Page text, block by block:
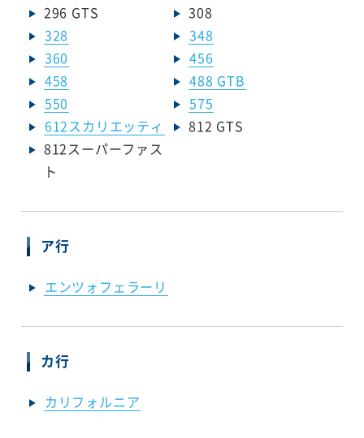
296 GTS
308
328
348
360
456
458
488 GTB
550
575
612スカリエッティ
812 GTS
812スーパーファス
ト
ア行
エンツォフェラーリ
カ行
カリフォルニア